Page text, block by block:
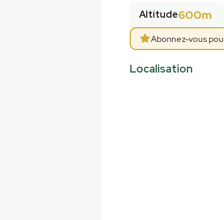
Altitude600m
Abonnez-vous
Localisation